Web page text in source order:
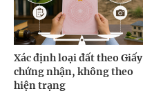
Xác định loại đất theo Giấy
chứng nhận, không theo
hiện trạng